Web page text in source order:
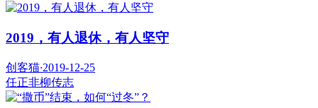
2019，有人退休，有人坚守
创客猫·2019-12-25
任正非柳传志